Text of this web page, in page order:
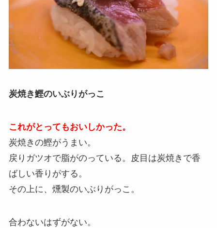
炭焼き鰹のいぶりがっこ
これがとってもおいしかった。
炭焼きの鰹がうまい。
戻りガツオで脂がのっている。皮目は炭焼きで香
ばしい香りがする。
その上に、燻製のいぶりがっこ。
合わないはずがない。